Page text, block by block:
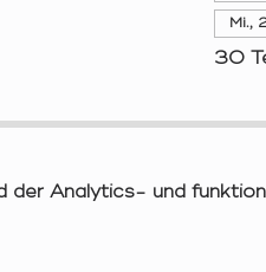
Mi.,
30
der Analytics- und